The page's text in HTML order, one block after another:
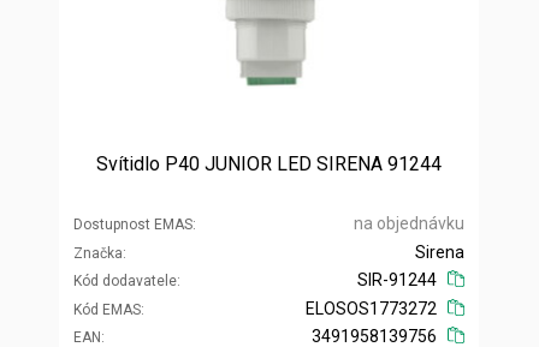
Svítidlo P40 JUNIOR LED SIRENA 91244
Dostupnost EMAS na objednávku
Značka
Kód dodavatele
Sirena
SIR-91244
Kód EMAS
EAN
ELOSOS1773272
3491958139756